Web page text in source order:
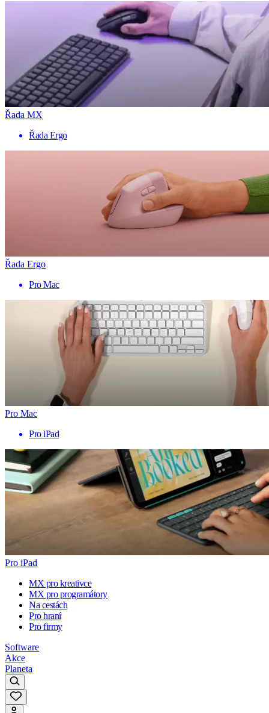
Řada MX
Řada Ergo
Řada Ergo
Pro Mac
Pro Mac
Pro iPad
Pro iPad
MX pro kreativce
MX pro programátory
Na cestách
Pro hraní
Pro firmy
Software
Akce
Planeta